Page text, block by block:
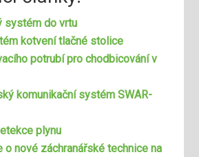
systém do vrtu
kotvení tlačné stolice
potrubí pro chodbicování v
komunikační systém SWAR-
plynu
o nové záchranářské technice na